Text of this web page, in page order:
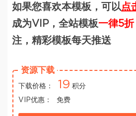
如果您喜欢本模板，可以点
成为VIP，全站模板一律5折
注，精彩模板每天推送
资源下载
下载价格： 19 积分
VIP优惠：
免费